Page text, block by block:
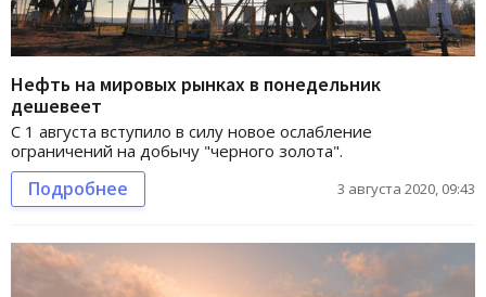
Нефть на мировых рынках в понедельник
дешевеет
С 1 августа вступило в силу новое ослабление
ограничений на добычу "черного золота".
Подробнее 3 августа 2020, 09:43